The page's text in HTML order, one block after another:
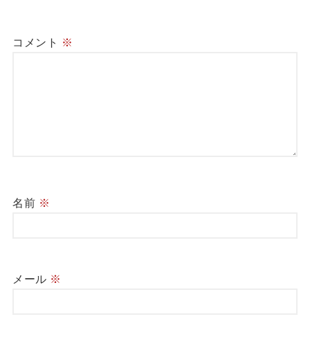
コメント ※
名前 ※
メール ※